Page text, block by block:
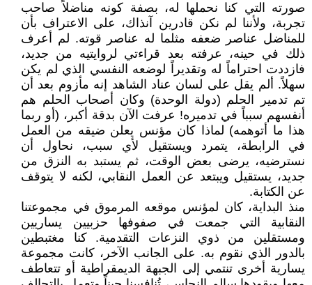
صورته التي كنا نحملها له، بصفة كونه مناضلاً صاحب
تجربة، ولأننا لم نكن قادرين آنذاك، على الاعتراف بأن
للمناضل عناصر ضعفه مثلما له عناصر قوته. لم أعرف
ذلك في حينه، عرفته بعد قراءتي لروايتيه من جديد،
فازددت احتراماً له وتقديراً لوضعه النفسي الذي لم يكن
سهلاً. ألم يقل على لسان عناد الشاهد إنه مأزوم بعد أن
تم تدمير الحلم (دولة الوحدة) وكان أصحاب الحلم هم
أنفسهم سبباً في تدميره! عرفت الآن بدقة أكبر، (أو ربما
هذا ما أتوهمه) لماذا كان مؤنس يعلن ضيقه من العمل
في الرابطة، يتمرد ويستقيل لأي سبب، نحاول أن
نسترضيه، يرضى بعض الوقت، ثم يستبد به النزق من
جديد، يستقيل ويبتعد عن العمل النقابي، لكنه لا يتوقف
عن الكتابة.
منذ البداية، كان لمؤنس موقعه المرموق في مجموعتنا
النقابية التي جمعت في صفوفها حزبيين يساريين
ومستقلين من ذوي النزعات التقدمية. كنا مغتبطين
بالدور الذي نقوم به. على الجانب الآخر، كانت مجموعة
يسارية أخرى تنتمي إلى الجبهة الديمقراطية أو تتعاطف